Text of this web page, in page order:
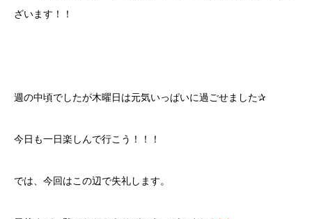
ざいます！！
週の中頃でしたが木曜日は元気いっぱいに過ごせました✰
今日も一日楽しんで行こう！！！
では、今回はこの辺で失礼します。